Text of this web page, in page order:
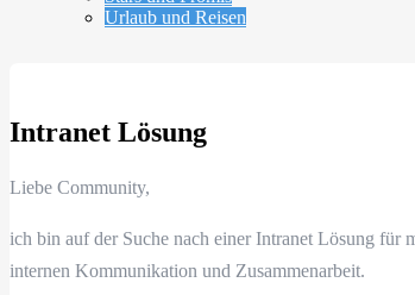
Urlaub und Reisen
Intranet Lösung
Liebe Community,
ich bin auf der Suche nach einer Intranet Lösung für
internen Kommunikation und Zusammenarbeit.